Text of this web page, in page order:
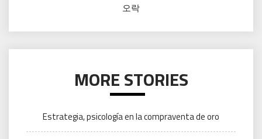
오락
MORE STORIES
Estrategia, psicología en la compraventa de oro